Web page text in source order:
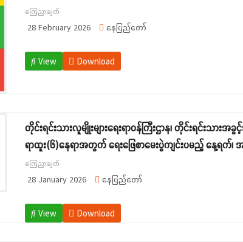
ကြေညာချက်
28 February 2026 နေပြည်တော်
View Download
တိုင်းရင်းသားလူမျိုးများရေးရာဝန်ကြီးဌာန၊ တိုင်းရင်းသ
ရာထူး(၆)နေရာအတွက် ရေးဖြေစာမေးပွဲကျင်းပမည့် နေ့ရက်၊
ကြေညာချက်
28 January 2026 နေပြည်တော်
View Download